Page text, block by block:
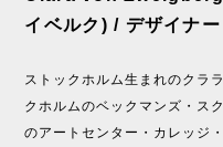
イベルク) / デザイナー
ストックホルム生まれのクラ
クホルムのベックマンズ・ス
のアートセンター・カレッジ